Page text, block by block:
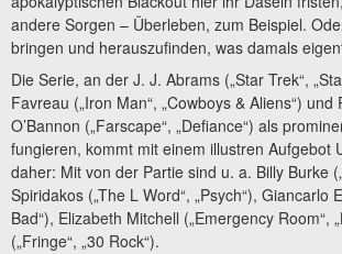
andere Sorgen – Überleben, zum Beispiel.
bringen und herauszufinden, was damals
Die Serie, an der J. J. Abrams („Star Trek“,
Favreau („Iron Man“, „Cowboys & Aliens“) und
O’Bannon („Farscape“, „Defiance“) als
fungieren, kommt mit einem illustren Aufgebot
daher: Mit von der Partie sind u. a. Billy Burke
Spiridakos („The L Word“, „Psych“), Giancarlo
Bad“), Elizabeth Mitchell („Emergency Room“,
(„Fringe“, „30 Rock“).